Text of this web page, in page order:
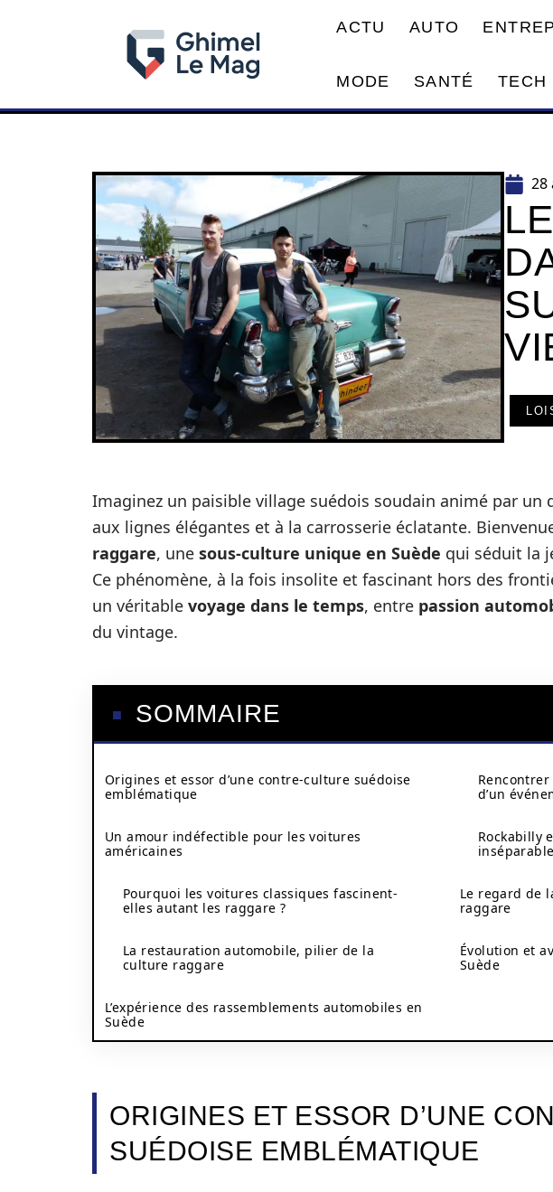
ACTU AUTO
MODE SANTÉ TECH
28
Imaginez un paisible village suédois soudain animé par un
aux lignes élégantes et à la carrosserie éclatante.
raggare, une sous-culture unique en Suède qui séduit la
Ce phénomène, à la fois insolite et fascinant hors des
un véritable voyage dans le temps, entre passion
du vintage.
SOMMAIRE
Origines et essor d’une contre-culture suédoise
emblématique
Un amour indéfectible pour les voitures
américaines
Pourquoi les voitures classiques fascinent-
elles autant les raggare ?
La restauration automobile, pilier de la
culture raggare
L’expérience des rassemblements automobiles en
Suède
d’un
Rockabilly
inséparable
Le regard de
raggare
Évolution et
Suède
ORIGINES ET ESSOR D’UNE
SUÉDOISE EMBLÉMATIQUE